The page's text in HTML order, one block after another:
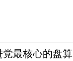
党最核心的盘算